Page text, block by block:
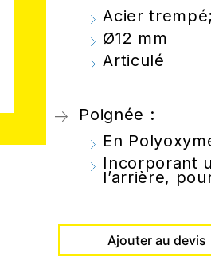
Acier
Ø12 mm
Articulé
Poignée :
En
Incorporant
l’arrière,
Ajouter au devis